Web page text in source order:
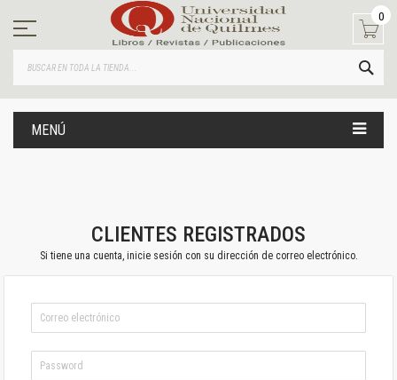
contenido
0
MENÚ
CLIENTES REGISTRADOS
Si tiene una cuenta, inicie sesión con su dirección de correo electrónico.